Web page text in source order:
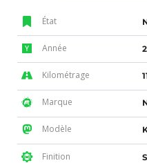
État
Année
Kilométrage
Marque
Modèle
Finition S